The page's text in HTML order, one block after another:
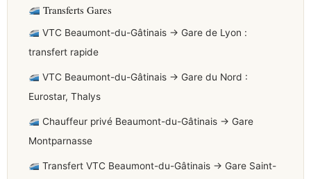
Transferts Gares
VTC Beaumont-du-Gâtinais → Gare de Lyon :
transfert rapide
VTC Beaumont-du-Gâtinais → Gare du Nord :
Eurostar, Thalys
Chauffeur privé Beaumont-du-Gâtinais → Gare
Montparnasse
Transfert VTC Beaumont-du-Gâtinais → Gare Saint-